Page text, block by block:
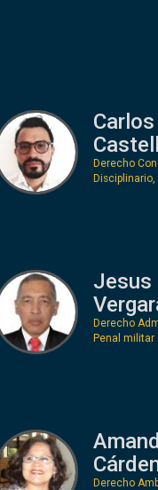
Derecho
Disciplinario,
Jesus
Derecho
Penal militar
Derecho